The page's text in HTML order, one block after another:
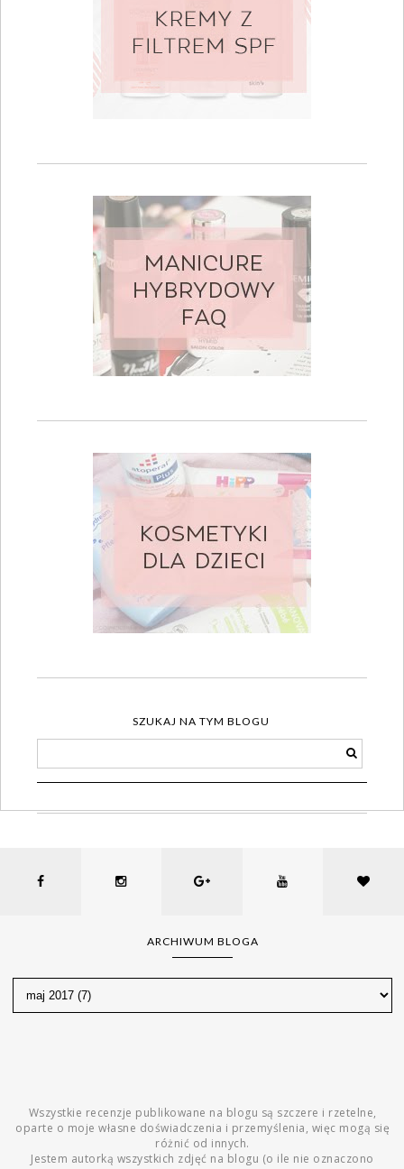
SZUKAJ NA TYM BLOGU
ARCHIWUM BLOGA
Wszystkie recenzje publikowane na blogu są szczere i rzetelne,
oparte o moje własne doświadczenia i przemyślenia, więc mogą się
różnić od innych.
Jestem autorką wszystkich zdjęć na blogu (o ile nie oznaczono